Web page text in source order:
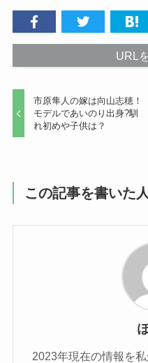
URL
市原隼人の嫁は向山志穂！
モデルであいのり出身?馴
れ初めや子供は？
この記事を書いた人
2023年現在の情報を